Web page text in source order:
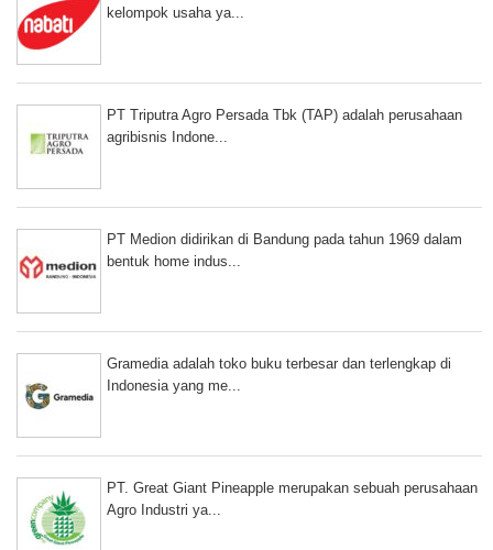
kelompok usaha ya...
PT Triputra Agro Persada Tbk (TAP) adalah perusahaan
agribisnis Indone...
PT Medion didirikan di Bandung pada tahun 1969 dalam
bentuk home indus...
Gramedia adalah toko buku terbesar dan terlengkap di
Indonesia yang me...
PT. Great Giant Pineapple merupakan sebuah perusahaan
Agro Industri ya...